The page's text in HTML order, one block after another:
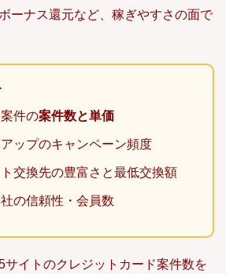
ーナス還元など、稼ぎやすさの面で
件の案件数と単価
ップのキャンペーン頻度
交換先の豊富さと最低交換額
の信頼性・会員数
サイトのクレジットカード案件数を